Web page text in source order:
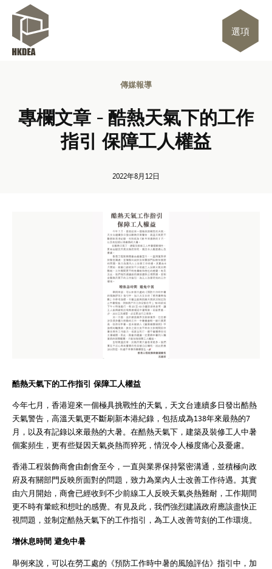
選項
傳媒報導
專欄文章 - 酷熱天氣下的工作
指引 保障工人權益
2022年8月12日
酷熱天氣下的工作指引 保障工人權益
今年七月，香港迎來一個極具挑戰性的天氣，天文台連續多日發出酷熱
天氣警告，高溫天氣更不斷刷新本港紀錄，包括成為138年來最熱的7
月，以及有記錄以來最熱的大暑。在酷熱天氣下，建築及裝修工人中暑
個案頻生，更有些疑因天氣炎熱而猝死，情況令人極度痛心及憂慮。
香港工程裝飾商會由創會至今，一直與業界保持緊密溝通，並積極向政
府及有關部門反映所面對的問題，致力為業內人士改善工作待遇。其實
由六月開始，商會已經收到不少前線工人反映天氣炎熱難耐，工作期間
更不時有暈眩和想吐的感覺。有見及此，我們強烈建議政府應該盡快正
視問題，並制定酷熱天氣下的工作指引，為工人改善苛刻的工作環境。
增休息時間 避免中暑
舉例來說，可以在勞工處的《預防工作時中暑的風險評估》指引中，加